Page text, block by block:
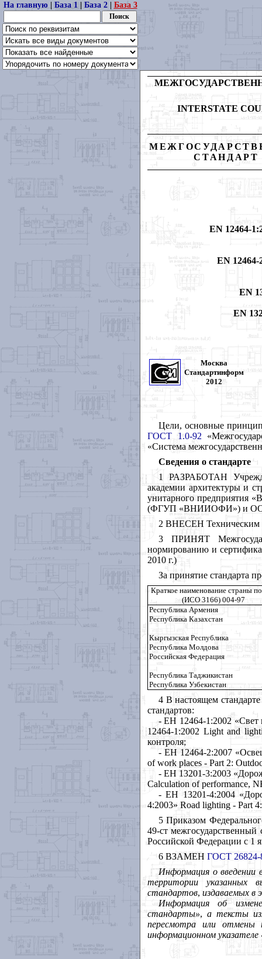
На главную| База 1| База 2| База 3
INTERSTATE
СТАНДАРТ
EN 12464-
EN
EN
EN
Москва
Стандартинформ
2012
Цели, основные
ГОСТ 1.0-92
«Система
Сведения о стандарте
1 РАЗРАБОТАН
академии архитектуры и
унитарного предприятия
(ФГУП «ВНИИОФИ») и
2 ВНЕСЕН Техническим
3 ПРИНЯТ
нормированию и
2010 г.)
За принятие стандарта
Краткое наименование страны
(ИСО 3166) 004-97
Республика Армения
Республика Казахстан
Кыргызская Республика
Республика Молдова
Российская Федерация
Республика Таджикистан
Республика Узбекистан
4 В настоящем
стандартов:
- ЕН 12464-1:2002 «Свет
12464-1:2002 Light and
контроля;
- EH12464-2:2007
of work places - Part 2:
-EH13201-3:2003
Calculation of performance,
- ЕН 13201-4:2004
4:2003» Road lighting - Part
5 Приказом
49-ст межгосударственный
Российской Федерации с 1
6 ВЗАМЕН ГОСТ 26824-
Информация о введении
территории
указанных
стандартов, издаваемых в
Информация
об
стандарты», а тексты
пересмотра
или отмены
информационном указателе